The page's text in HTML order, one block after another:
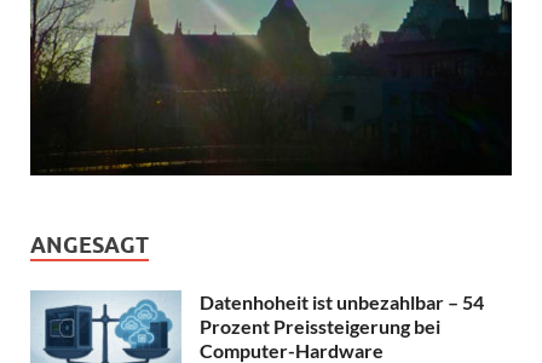
ANGESAGT
Datenhoheit ist unbezahlbar – 54
Prozent Preissteigerung bei
Computer-Hardware